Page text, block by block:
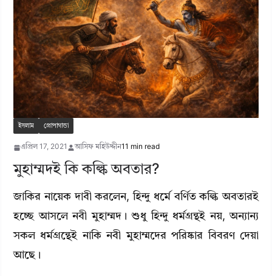
ইসলাম প্রোপাগান্ডা
এপ্রিল 17, 2021 আসিফ মহিউদ্দীন11 min read
মুহাম্মদই কি কল্কি অবতার?
জাকির নায়েক দাবী করলেন, হিন্দু ধর্মে বর্ণিত কল্কি অবতারই
হচ্ছে আসলে নবী মুহাম্মদ। শুধু হিন্দু ধর্মগ্রন্থই নয়, অন্যান্য
সকল ধর্মগ্রন্থেই নাকি নবী মুহাম্মদের পরিষ্কার বিবরণ দেয়া
আছে।